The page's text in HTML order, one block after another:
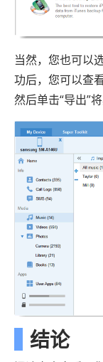
当然，您也可以
功后，您可以查
然后单击“导出”
结论